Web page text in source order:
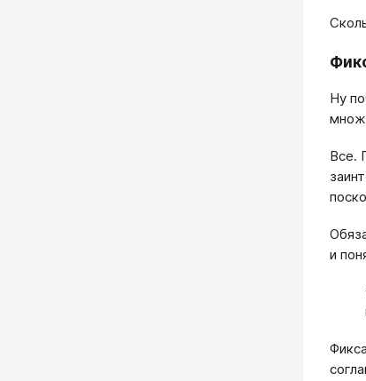
Ну
Все.
и